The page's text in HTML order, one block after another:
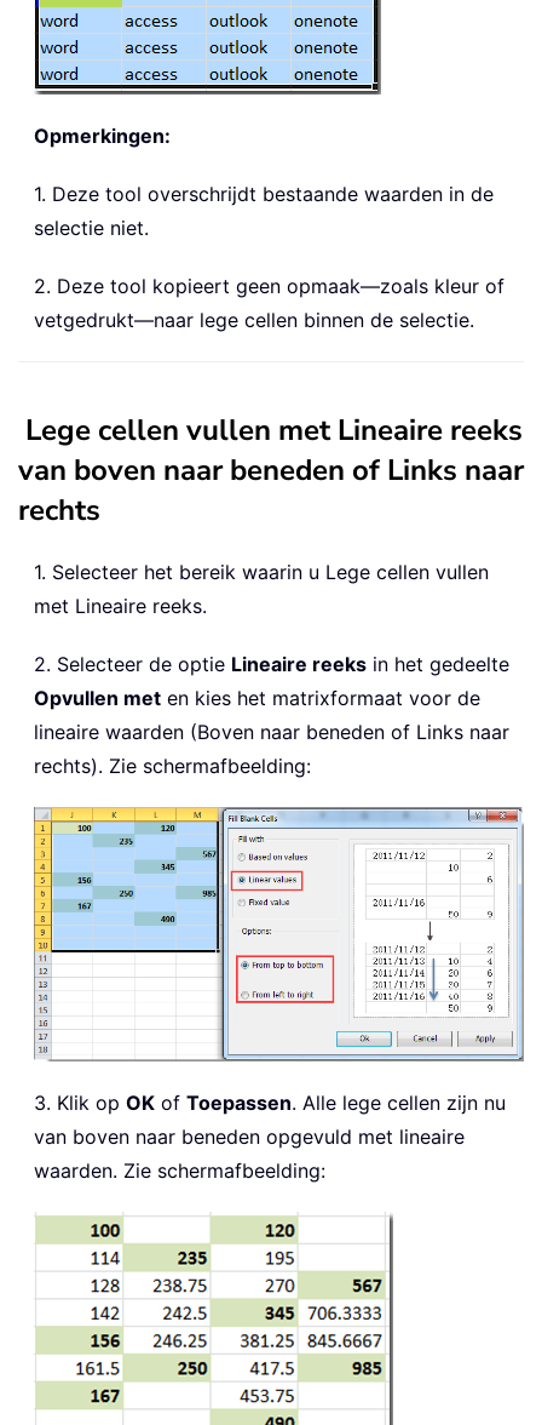
Opmerkingen:
1. Deze tool overschrijdt bestaande waarden in de
selectie niet.
2. Deze tool kopieert geen opmaak—zoals kleur of
vetgedrukt—naar lege cellen binnen de selectie.
Lege cellen vullen met Lineaire reeks
van boven naar beneden of Links naar
rechts
1. Selecteer het bereik waarin u Lege cellen vullen
met Lineaire reeks.
2. Selecteer de optie Lineaire reeks in het gedeelte
Opvullen met en kies het matrixformaat voor de
lineaire waarden (Boven naar beneden of Links naar
rechts). Zie schermafbeelding:
3. Klik op OK of Toepassen. Alle lege cellen zijn nu
van boven naar beneden opgevuld met lineaire
waarden. Zie schermafbeelding: